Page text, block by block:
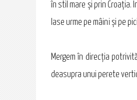
în stil mare şi prin Croaţia.
lase urme pe mâini şi pe
Mergem în direcţia
deasupra unui perete